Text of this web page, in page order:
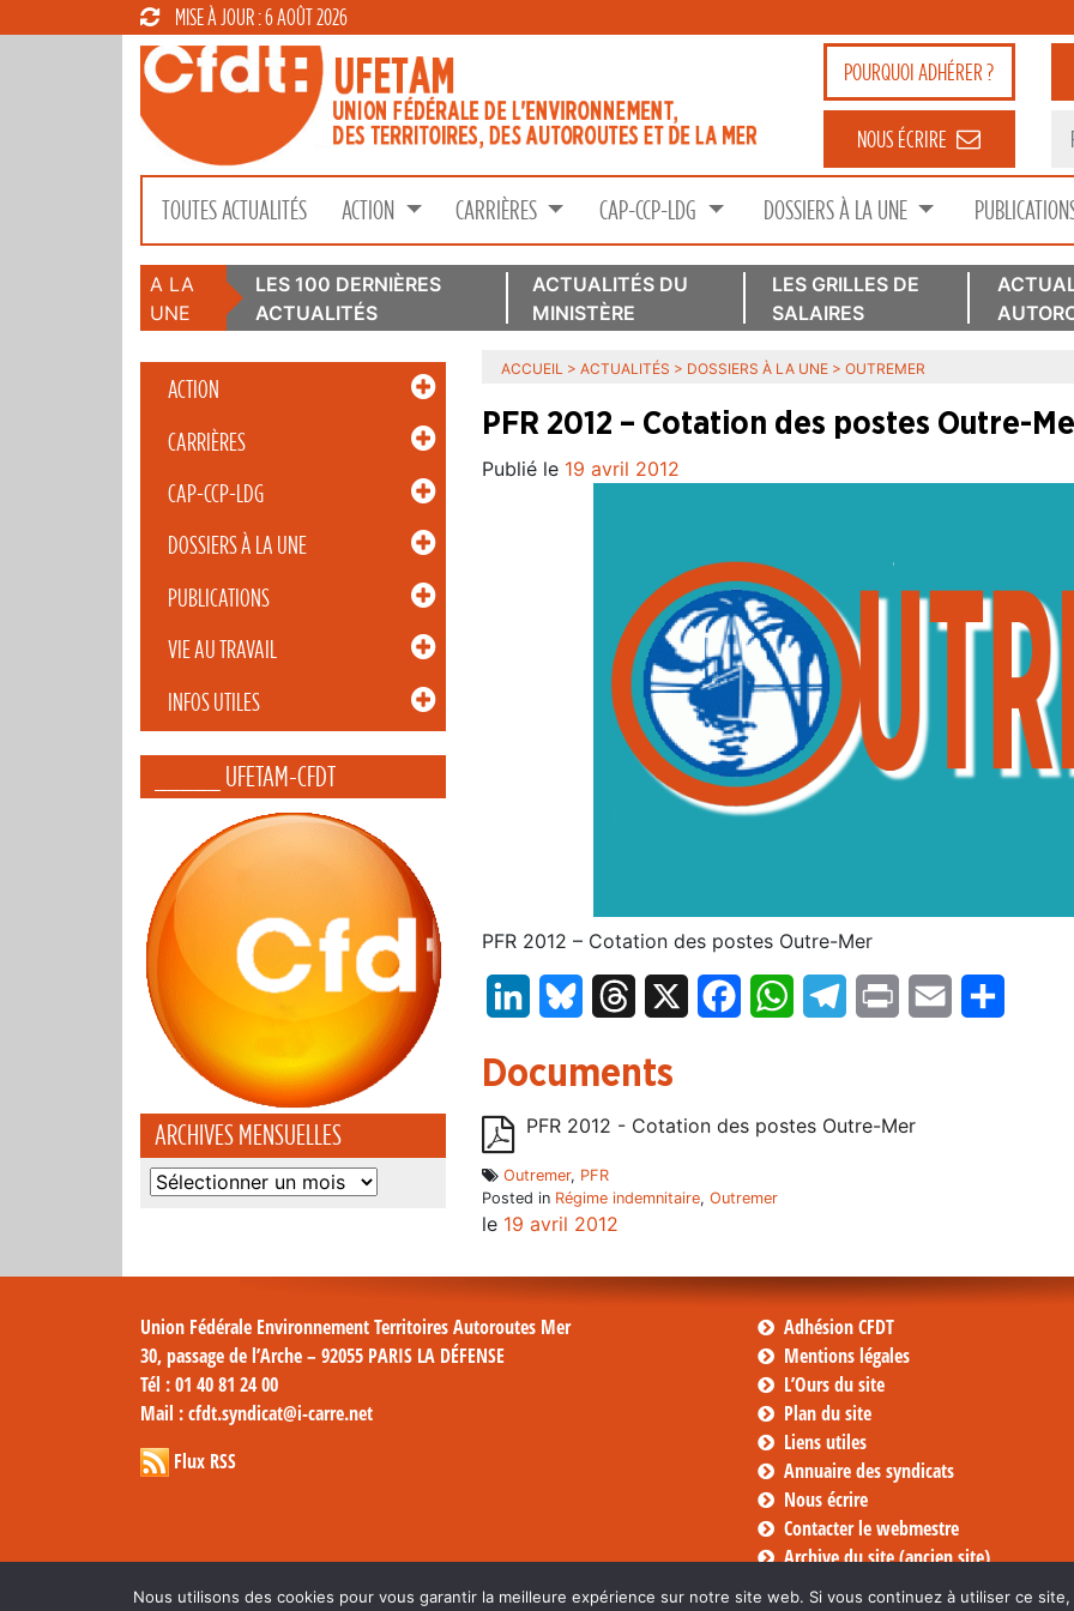
MISE À JOUR : 6 AOÛT 2026
POURQUOIADHÉRER ?
NOUS ÉCRIRE
TOUTES ACTUALITÉS ACTION CARRIÈRES CAP-CCP-LDG DOSSIERS À LA UNE
A LA
UNE
LES 100 DERNIÈRES
ACTUALITÉS
ACTUALITÉS DU
MINISTÈRE
LES GRILLES DE
SALAIRES
ACTION
CARRIÈRES
CAP-CCP-LDG
DOSSIERS À LA UNE
PUBLICATIONS
VIE AU TRAVAIL
INFOS UTILES
_____ UFETAM-CFDT
ARCHIVES MENSUELLES
Archives
ACCUEIL > ACTUALITÉS > DOSSIERS À LA UNE > OUTREMER
PFR 2012 – Cotation des postes Outre-
Publié le 19 avril 2012
PFR 2012 – Cotation des postes Outre-Mer
LinkedInBluesky Threads FacebookWhatsAppTelegram
Print Email
Documents
PFR 2012 - Cotation des postes Outre-Mer
Outremer, PFR
Posted in Régime indemnitaire, Outremer
le 19 avril 2012
Union Fédérale Environnement Territoires Autoroutes Mer
30, passage de l’Arche – 92055 PARIS LA DÉFENSE
Tél : 01 40 81 24 00
Mail : cfdt.syndicat@i-carre.net
Flux RSS
Adhésion CFDT
Mentions légales
L’Ours du site
Plan du site
Liens utiles
Annuaire des syndicats
Nous écrire
Contacter le webmestre
Archive du site (ancien site)
Nous utilisons des cookies pour vous garantir la meilleure expérience sur notre site web. Si vous continuez à utiliser ce